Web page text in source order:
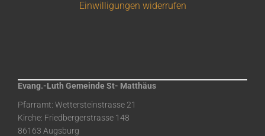
Einwilligungen widerrufen
Evang.-Luth Gemeinde St- Matthäus
Pfarramt: Wettersteinstrasse 21
Kirche: Friedbergerstrasse 148
86163 Augsburg